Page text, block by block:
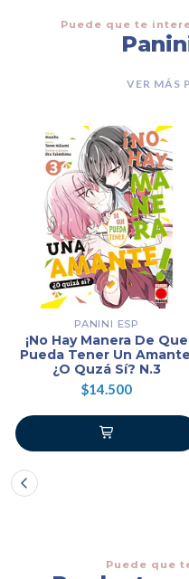
Puede que te
VER MÁS
PANINI ESP
¡No Hay Manera De Que
Pueda Tener Un
¿O Quzá Sí? N.3
$14.500
Puede que